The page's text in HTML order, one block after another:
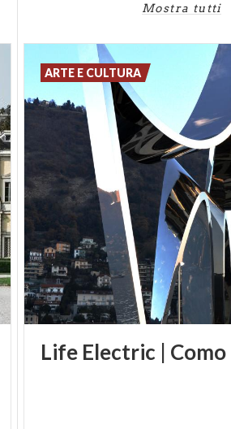
Mostra tutti
Life Electric | Como
ARTE E CULTURA